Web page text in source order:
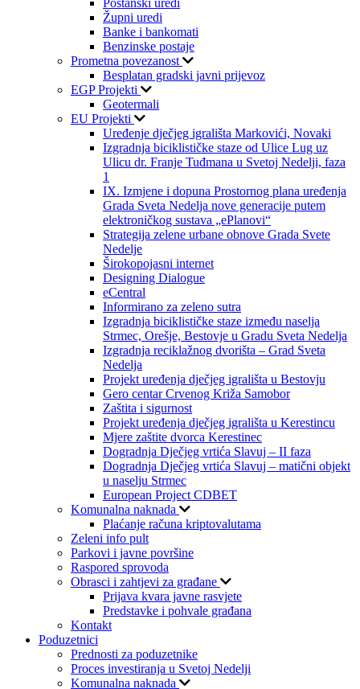
Župni uredi
Banke i bankomati
Benzinske postaje
Prometna povezanost
Besplatan gradski javni prijevoz
EGP Projekti
Geotermali
EU Projekti
Uređenje dječjeg igrališta Markovići, Novaki
Izgradnja biciklističke staze od Ulice Lug uz
Ulicu dr. Franje Tuđmana u Svetoj Nedelji, faza
1
IX. Izmjene i dopuna Prostornog plana uređenja
Grada Sveta Nedelja nove generacije putem
elektroničkog sustava „ePlanovi“
Strategija zelene urbane obnove Grada Svete
Nedelje
Širokopojasni internet
Designing Dialogue
eCentral
Informirano za zeleno sutra
Izgradnja biciklističke staze između naselja
Strmec, Orešje, Bestovje u Gradu Sveta Nedelja
Izgradnja reciklažnog dvorišta – Grad Sveta
Nedelja
Projekt uređenja dječjeg igrališta u Bestovju
Gero centar Crvenog Križa Samobor
Zaštita i sigurnost
Projekt uređenja dječjeg igrališta u Kerestincu
Mjere zaštite dvorca Kerestinec
Dogradnja Dječjeg vrtića Slavuj – II faza
Dogradnja Dječjeg vrtića Slavuj – matični objekt
u naselju Strmec
European Project CDBET
Komunalna naknada
Plaćanje računa kriptovalutama
Zeleni info pult
Parkovi i javne površine
Raspored sprovoda
Obrasci i zahtjevi za građane
Prijava kvara javne rasvjete
Predstavke i pohvale građana
Kontakt
Poduzetnici
Prednosti za poduzetnike
Proces investiranja u Svetoj Nedelji
Komunalna naknada